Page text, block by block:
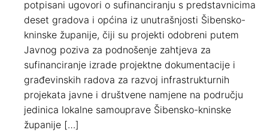
potpisani ugovori o sufinanciranju s predstavnicima
deset gradova i općina iz unutrašnjosti Šibensko-
kninske županije, čiji su projekti odobreni putem
Javnog poziva za podnošenje zahtjeva za
sufinanciranje izrade projektne dokumentacije i
građevinskih radova za razvoj infrastrukturnih
projekata javne i društvene namjene na području
jedinica lokalne samouprave Šibensko-kninske
županije […]